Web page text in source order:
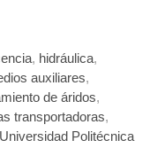
, hidráulica,
auxiliares,
de áridos,
transportadoras,
Universidad Politécnica